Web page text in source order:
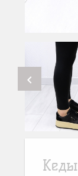
chevron_left
Кеды